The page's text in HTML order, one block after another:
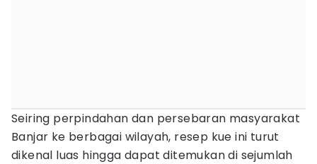
Seiring perpindahan dan persebaran masyarakat
Banjar ke berbagai wilayah, resep kue ini turut
dikenal luas hingga dapat ditemukan di sejumlah